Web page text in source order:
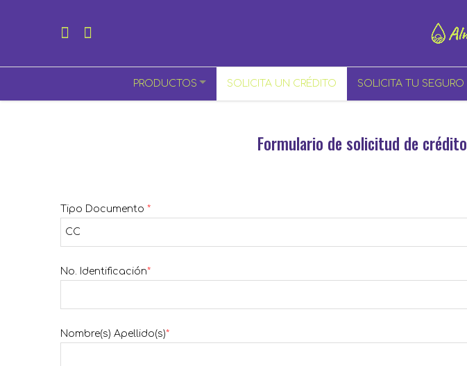
PRODUCTOS SOLICITA UN CRÉDITO SOLICITA TU SEGURO
Formulario de solicitud de crédito
Tipo Documento *
No. Identificación*
Nombre(s) Apellido(s)*